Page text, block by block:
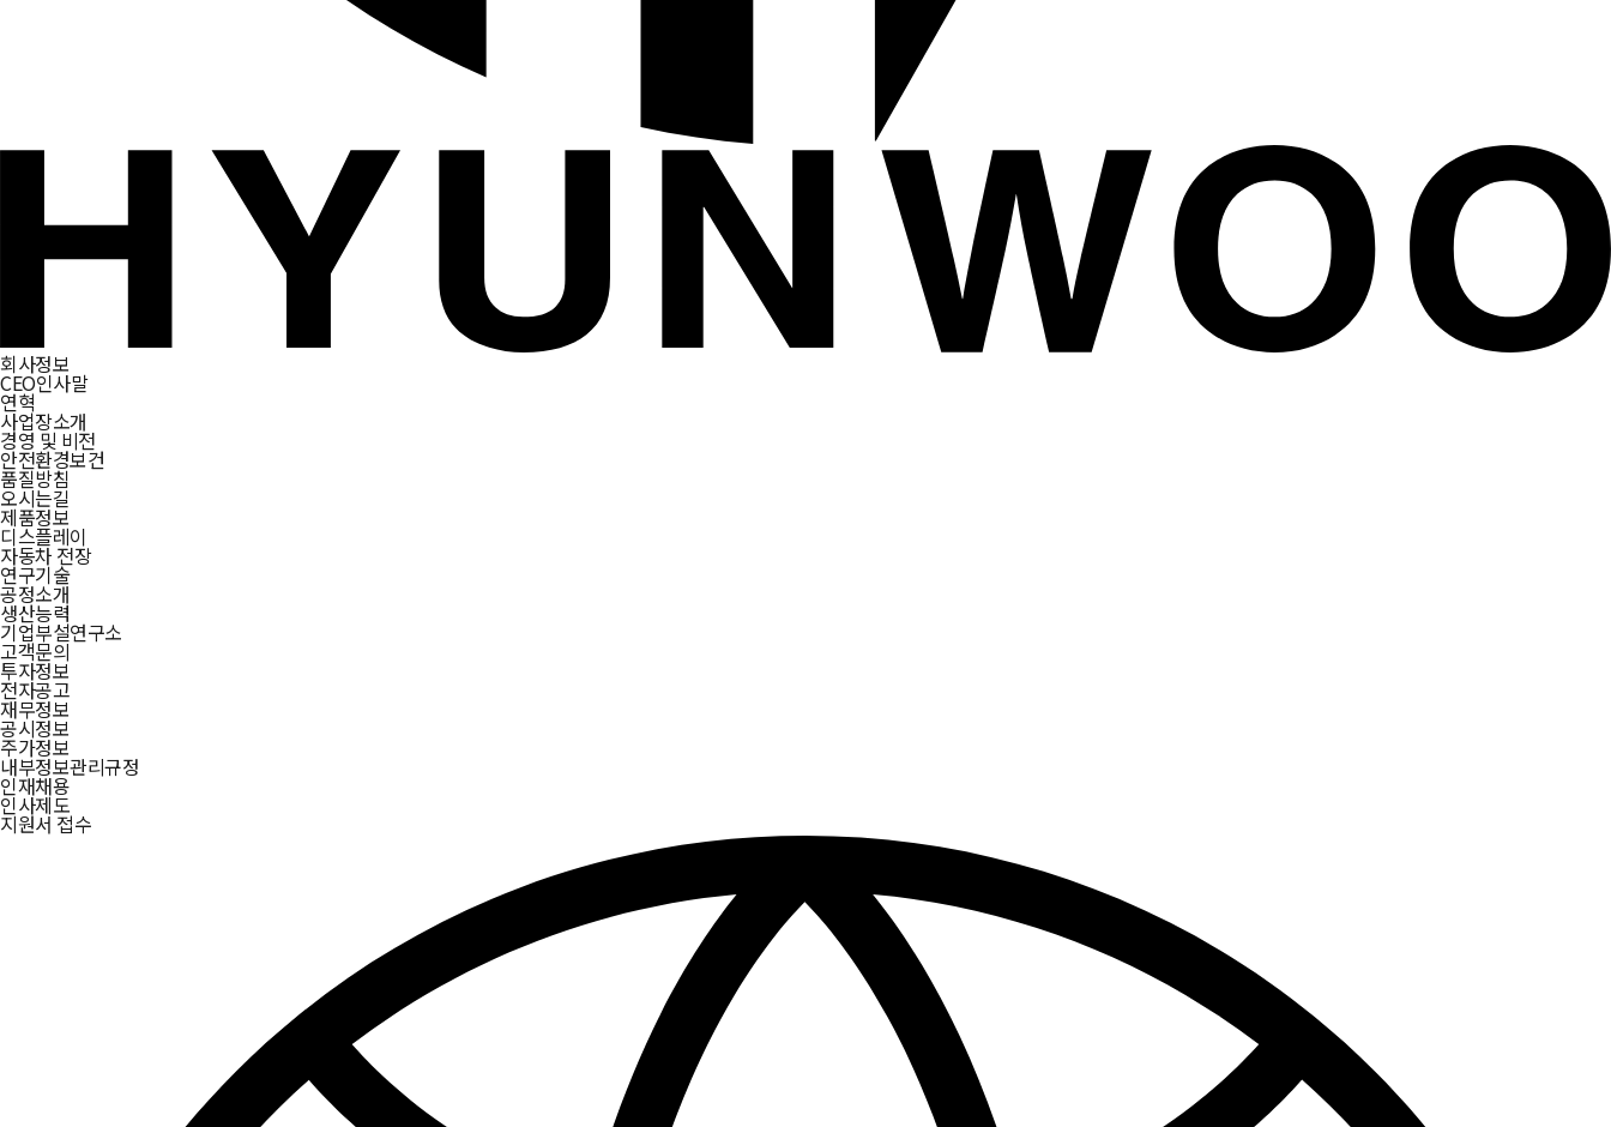
회사정보
CEO인사말
연혁
사업장소개
경영 및 비전
안전환경보건
품질방침
오시는길
제품정보
디스플레이
자동차 전장
연구기술
공정소개
생산능력
기업부설연구소
고객문의
투자정보
전자공고
재무정보
공시정보
주가정보
내부정보관리규정
인재채용
인사제도
지원서 접수